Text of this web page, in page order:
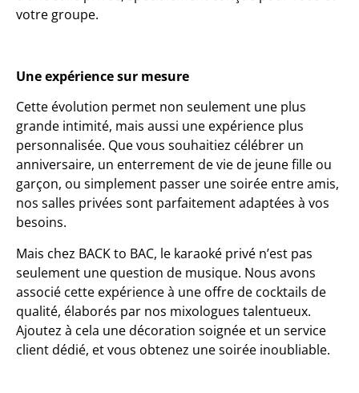
votre groupe.
Une expérience sur mesure
Cette évolution permet non seulement une plus
grande intimité, mais aussi une expérience plus
personnalisée. Que vous souhaitiez célébrer un
anniversaire, un enterrement de vie de jeune fille ou
garçon, ou simplement passer une soirée entre amis,
nos salles privées sont parfaitement adaptées à vos
besoins.
Mais chez BACK to BAC, le karaoké privé n’est pas
seulement une question de musique. Nous avons
associé cette expérience à une offre de cocktails de
qualité, élaborés par nos mixologues talentueux.
Ajoutez à cela une décoration soignée et un service
client dédié, et vous obtenez une soirée inoubliable.